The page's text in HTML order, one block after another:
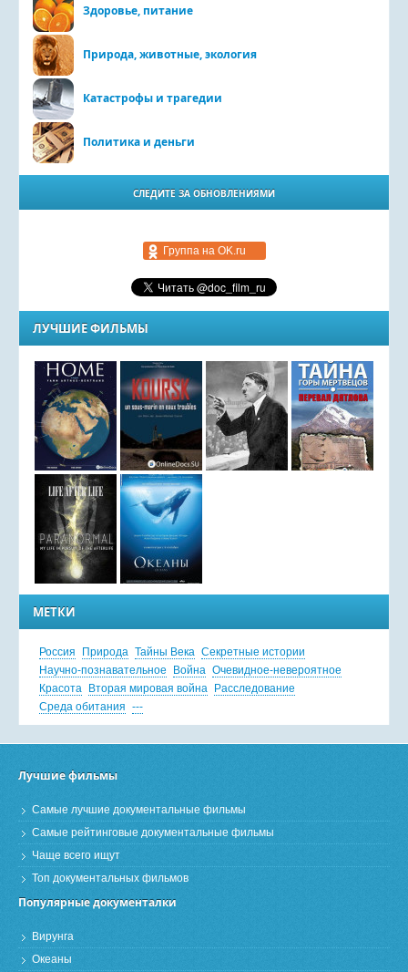
Здоровье, питание
Природа, животные, экология
Катастрофы и трагедии
Политика и деньги
СЛЕДИТЕ ЗА ОБНОВЛЕНИЯМИ
Группа на OK.ru
ЛУЧШИЕ ФИЛЬМЫ
МЕТКИ
Россия Природа Тайны Века Секретные истории
Научно-познавательное
Война Очевидное-невероятное
Красота
Вторая мировая война
Расследование
Среда обитания ---
Лучшие фильмы
Самые лучшие документальные фильмы
Самые рейтинговые документальные фильмы
Чаще всего ищут
Топ документальных фильмов
Популярные документалки
Вирунга
Океаны